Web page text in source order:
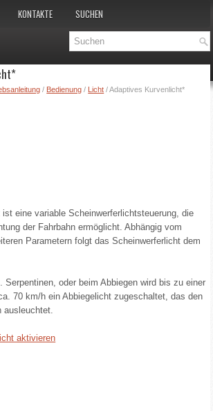
KONTAKTE SUCHEN
/ Bedienung / Licht / Adaptives Kurvenlicht*
eine variable Scheinwerferlichtsteuerung, die
der Fahrbahn ermöglicht. Abhängig vom
Parametern folgt das Scheinwerferlicht dem
Serpentinen, oder beim Abbiegen wird bis zu einer
70 km/h ein Abbiegelicht zugeschaltet, das den
ausleuchtet.
aktivieren